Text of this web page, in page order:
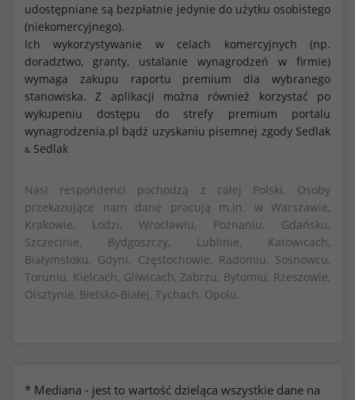
udostępniane są bezpłatnie jedynie do użytku osobistego
(niekomercyjnego).
Ich wykorzystywanie w celach komercyjnych (np.
doradztwo, granty, ustalanie wynagrodzeń w firmie)
wymaga zakupu raportu premium dla wybranego
stanowiska. Z aplikacji można również korzystać po
wykupeniu dostępu do strefy premium portalu
wynagrodzenia.pl bądź uzyskaniu pisemnej zgody Sedlak
& Sedlak
Nasi respondenci pochodzą z całej Polski. Osoby
przekazujące nam dane pracują m.in. w Warszawie,
Krakowie, Łodzi, Wrocławiu, Poznaniu, Gdańsku,
Szczecinie, Bydgoszczy, Lublinie, Katowicach,
Białymstoku, Gdyni, Częstochowie, Radomiu, Sosnowcu,
Toruniu, Kielcach, Gliwicach, Zabrzu, Bytomiu, Rzeszowie,
Olsztynie, Bielsko-Białej, Tychach, Opolu.
* Mediana - jest to wartość dzieląca wszystkie dane na